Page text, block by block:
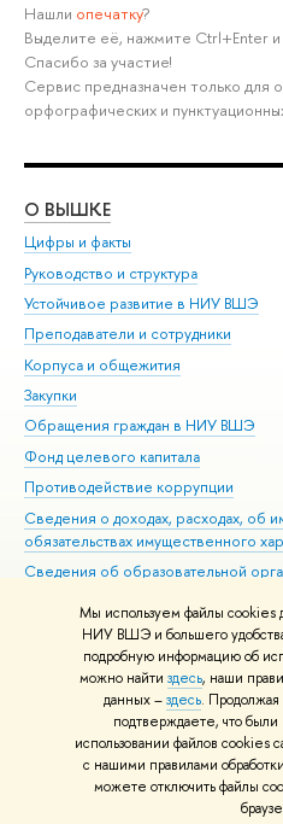
Мы используем файлы cookies
НИУ ВШЭ и большего
подробную информацию об
можно найти здесь, наши
данных –здесь. Продолжая
подтверждаете, что
использовании файлов
с нашими правилами
можете отключить файлы
Нашли опечатку?
Выделите её, нажмите Ctrl+Enter
Спасибо за участие!
Сервис предназначен только для
орфографических и
О ВЫШКЕ
Цифры и факты
Руководство и структура
Устойчивое развитие в НИУ ВШЭ
Преподаватели и сотрудники
Корпуса и общежития
Закупки
Обращения граждан в НИУ ВШЭ
Фонд целевого капитала
Противодействие коррупции
Сведения о доходах, расходах, об
обязательствах имущественного
Сведения об образовательной
Людям с ограниченными
Единая платежная страница
Работа в Вышке
© НИУ ВШЭ 1993–2026 Адреса и
материалов Политика
Шрифты HSE Sans и HSE Slab